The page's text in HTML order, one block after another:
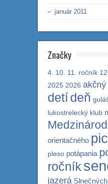
január 2011
Značky
4. 10. 11. ročník
2025 2026 akčný
detídeň
lukostrelecký klub
orientačného
pleso potápania
ročník
jazerá Slnečných